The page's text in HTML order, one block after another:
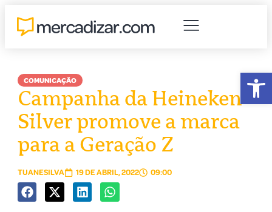
COMUNICAÇÃO
Campanha da Heineken
Silver promove a marca
para a Geração Z
TUANESILVA 19 DE ABRIL, 2022 09:00